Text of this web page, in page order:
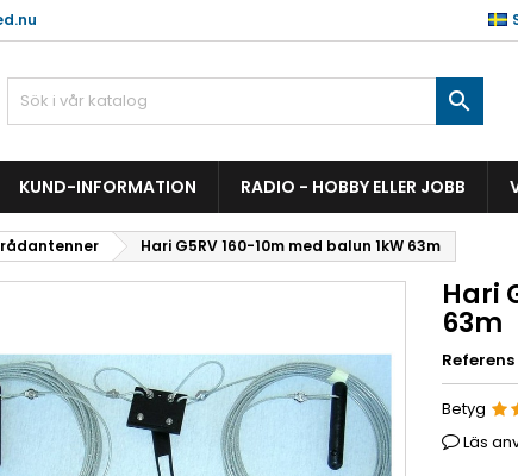

KUND-INFORMATION RADIO - HOBBY ELLER JOBB
Hari G5RV 160-10m med balun 1kW 63m
Hari
63m
Referens
Betyg
Läs